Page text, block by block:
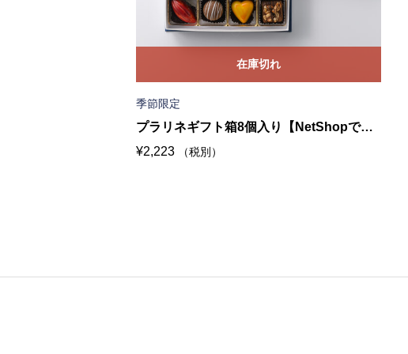
季節限定
プラリネギフト箱8個入り【NetShopでの
販売は終了いたしました】
¥2,223 （税別）
在庫切れ